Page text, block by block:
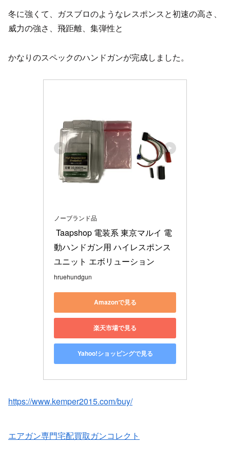
冬に強くて、ガスブロのようなレスポンスと初速の高さ、
威力の強さ、飛距離、集弾性と
かなりのスペックのハンドガンが完成しました。
ノーブランド品
動ハンドガン用 ハイレスポンス
ユニット エボリューション
hruehundgun
Amazonで見る
楽天市場で見る
Yahoo!ショッピングで見る
https://www.kemper2015.com/buy/
エアガン専門宅配買取ガンコレクト